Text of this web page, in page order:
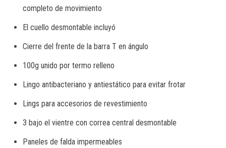
completo de movimiento
El cuello desmontable incluyó
Cierre del frente de la barra T en ángulo
100g unido por termo relleno
Lingo antibacteriano y antiestático para evitar frotar
Lings para accesorios de revestimiento
3 bajo el vientre con correa central desmontable
Paneles de falda impermeables